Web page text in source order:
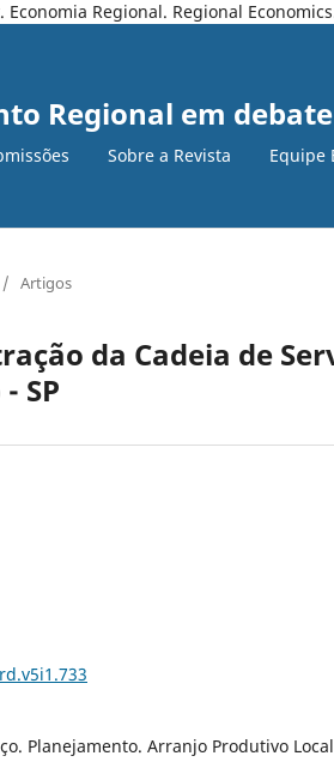
Regional. Regional
Regional em debate
Sobre a Revista Equipe
/ Artigos
da Cadeia de
SP
Planejamento. Arranjo Produtivo